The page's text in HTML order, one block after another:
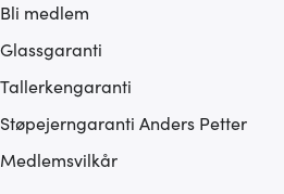
Bli medlem
Glassgaranti
Tallerkengaranti
Støpejerngaranti Anders Petter
Medlemsvilkår